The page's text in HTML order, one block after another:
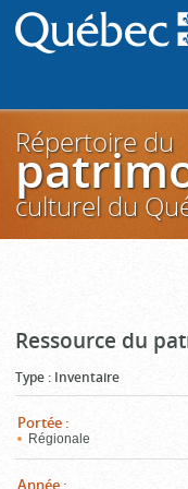
Répertoire du
culturel du
Ressource du
Type : Inventaire
Portée :
Régionale